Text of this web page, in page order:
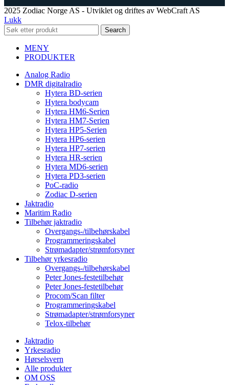
2025 Zodiac Norge AS - Utviklet og driftes av WebCraft AS
Lukk
Search
MENY
PRODUKTER
Analog Radio
DMR digitalradio
Hytera BD-serien
Hytera bodycam
Hytera HM6-Serien
Hytera HM7-Serien
Hytera HP5-Serien
Hytera HP6-serien
Hytera HP7-serien
Hytera HR-serien
Hytera MD6-serien
Hytera PD3-serien
PoC-radio
Zodiac D-serien
Jaktradio
Maritim Radio
Tilbehør jaktradio
Overgangs-/tilbehørskabel
Programmeringskabel
Strømadapter/strømforsyner
Tilbehør yrkesradio
Overgangs-/tilbehørskabel
Peter Jones-festetilbehør
Peter Jones-festetilbehør
Procom/Scan filter
Programmeringskabel
Strømadapter/strømforsyner
Telox-tilbehør
Jaktradio
Yrkesradio
Hørselsvern
Alle produkter
OM OSS